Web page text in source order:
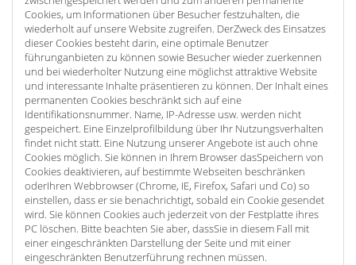
Cookies, um Informationen über Besucher festzuhalten, die
wiederholt auf unsere Website zugreifen. DerZweck des Einsatzes
dieser Cookies besteht darin, eine optimale Benutzer
führunganbieten zu können sowie Besucher wieder zuerkennen
und bei wiederholter Nutzung eine möglichst attraktive Website
und interessante Inhalte präsentieren zu können. Der Inhalt eines
permanenten Cookies beschränkt sich auf eine
Identifikationsnummer. Name, IP-Adresse usw. werden nicht
gespeichert. Eine Einzelprofilbildung über Ihr Nutzungsverhalten
findet nicht statt. Eine Nutzung unserer Angebote ist auch ohne
Cookies möglich. Sie können in Ihrem Browser dasSpeichern von
Cookies deaktivieren, auf bestimmte Webseiten beschränken
oderIhren Webbrowser (Chrome, IE, Firefox, Safari und Co) so
einstellen, dass er sie benachrichtigt, sobald ein Cookie gesendet
wird. Sie können Cookies auch jederzeit von der Festplatte ihres
PC löschen. Bitte beachten Sie aber, dassSie in diesem Fall mit
einer eingeschränkten Darstellung der Seite und mit einer
eingeschränkten Benutzerführung rechnen müssen.